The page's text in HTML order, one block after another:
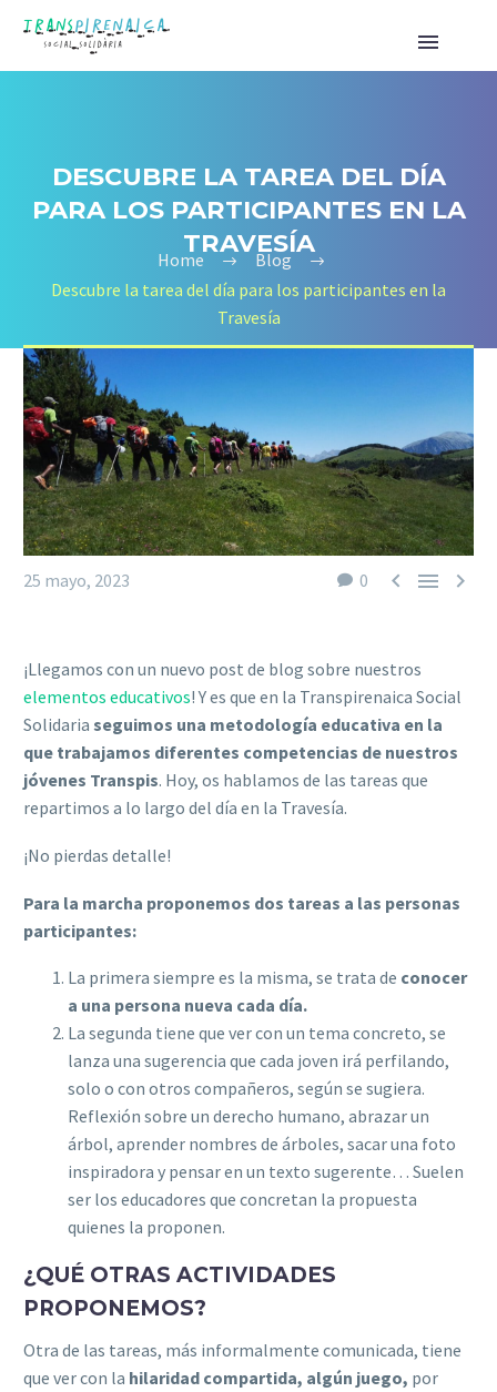
DESCUBRE LA TAREA DEL DÍA
PARA LOS PARTICIPANTES EN LA
TRAVESÍA
Home
Blog
Descubre la tarea del día para los participantes en la
Travesía
0   
25 mayo, 2023
¡Llegamos con un nuevo post de blog sobre nuestros
elementos educativos! Y es que en la Transpirenaica Social
Solidaria seguimos una metodología educativa en la
que trabajamos diferentes competencias de nuestros
jóvenes Transpis. Hoy, os hablamos de las tareas que
repartimos a lo largo del día en la Travesía.
¡No pierdas detalle!
Para la marcha proponemos dos tareas a las personas
participantes:
La primera siempre es la misma, se trata de conocer
a una persona nueva cada día.
La segunda tiene que ver con un tema concreto, se
lanza una sugerencia que cada joven irá perfilando,
solo o con otros compañeros, según se sugiera.
Reflexión sobre un derecho humano, abrazar un
árbol, aprender nombres de árboles, sacar una foto
inspiradora y pensar en un texto sugerente… Suelen
ser los educadores que concretan la propuesta
quienes la proponen.
¿QUÉ OTRAS ACTIVIDADES
PROPONEMOS?
Otra de las tareas, más informalmente comunicada, tiene
que ver con la hilaridad compartida, algún juego, por